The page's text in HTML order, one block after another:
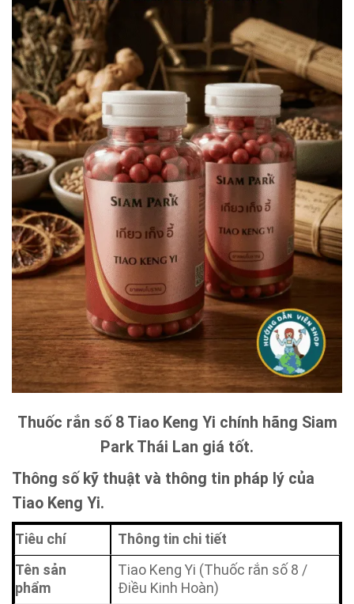
Thuốc rắn số 8 Tiao Keng Yi chính hãng Siam
Park Thái Lan giá tốt.
Thông số kỹ thuật và thông tin pháp lý của
Tiao Keng Yi.
Tiêu chí
Thông tin chi tiết
Tên sản
phẩm
Tiao Keng Yi (Thuốc rắn số 8 /
Điều Kinh Hoàn)